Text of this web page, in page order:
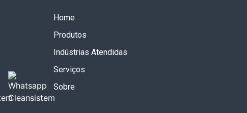
Home
Produtos
Indústrias Atendidas
Serviços
Sobre